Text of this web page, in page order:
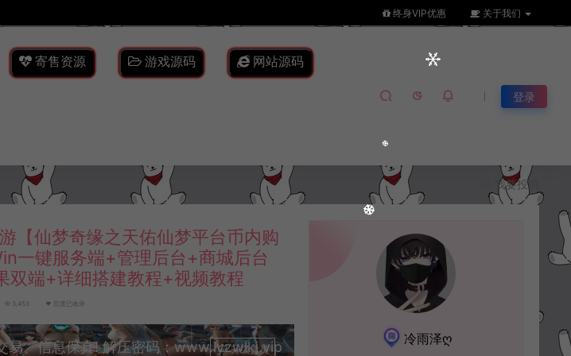
终身VIP优惠 关于我们
寄售资源 游戏源码 网站源码
登录
我要投稿
【仙梦奇缘之天佑仙梦平台币内购
一键服务端+管理后台+商城后台
双端+详细搭建教程+视频教程
3,453 百度已收录
易、信息保真! 解压密码：www.lyzwlkj.vip
升级会员
冷雨泽ღ